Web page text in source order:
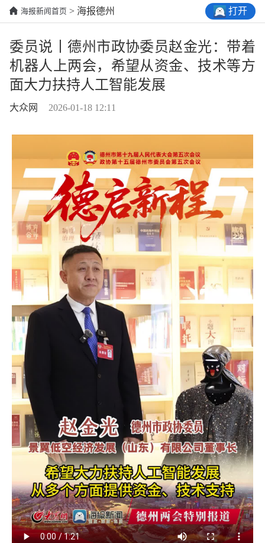
海报新闻首页 > 海报德州 打开
委员说丨德州市政协委员赵金光：带着
机器人上两会，希望从资金、技术等方
面大力扶持人工智能发展
大众网 2026-01-18 12:11